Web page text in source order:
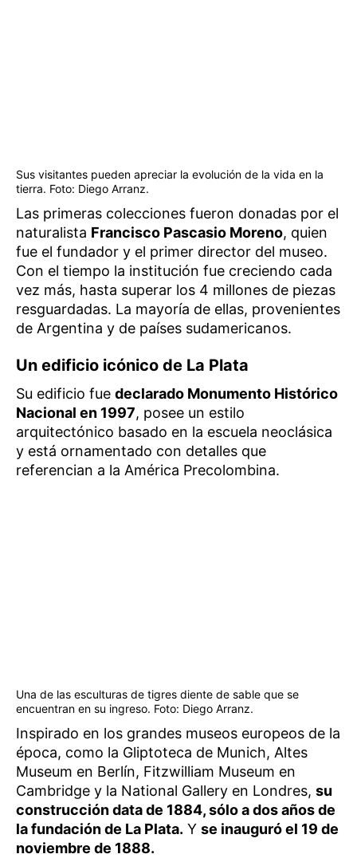
Sus visitantes pueden apreciar la evolución de la vida en la
tierra. Foto: Diego Arranz.
Las primeras colecciones fueron donadas por el
naturalista Francisco Pascasio Moreno, quien
fue el fundador y el primer director del museo.
Con el tiempo la institución fue creciendo cada
vez más, hasta superar los 4 millones de piezas
resguardadas. La mayoría de ellas, provenientes
de Argentina y de países sudamericanos.
Un edificio icónico de La Plata
Su edificio fue declarado Monumento Histórico
Nacional en 1997, posee un estilo
arquitectónico basado en la escuela neoclásica
y está ornamentado con detalles que
referencian a la América Precolombina.
Una de las esculturas de tigres diente de sable que se
encuentran en su ingreso. Foto: Diego Arranz.
Inspirado en los grandes museos europeos de la
época, como la Gliptoteca de Munich, Altes
Museum en Berlín, Fitzwilliam Museum en
Cambridge y la National Gallery en Londres, su
construcción data de 1884, sólo a dos años de
la fundación de La Plata. Y se inauguró el 19 de
noviembre de 1888.